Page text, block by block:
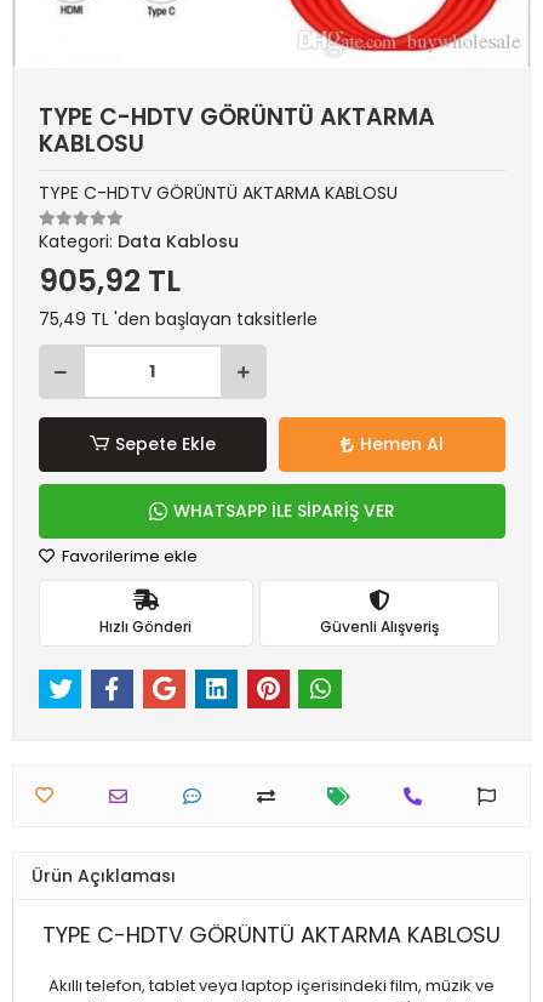
TYPE C-HDTV GÖRÜNTÜ AKTARMA
KABLOSU
TYPE C-HDTV GÖRÜNTÜ AKTARMA KABLOSU
Kategori: Data Kablosu
905,92 TL
75,49 TL 'den başlayan taksitlerle
Sepete Ekle Hemen Al
WHATSAPP İLE SİPARİŞ VER
Favorilerime ekle
Hızlı Gönderi Güvenli Alışveriş
Ürün Açıklaması
TYPE C-HDTV GÖRÜNTÜ AKTARMA KABLOSU
Akıllı telefon, tablet veya laptop içerisindeki film, müzik ve